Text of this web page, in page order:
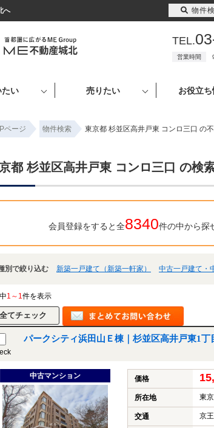
へ
TEL.
営業時間
たい 売りたい お役立ち
ページ 物件検索 東京都 杉並区高井戸東 コンロ三口 の
都 杉並区高井戸東 コンロ三口 の検
会員登録をすると全8340件の中から探
別で絞り込む 新築一戸建て（新築一軒家） 中古一戸建て・
1～1 件を表示
パークシティ浜田山Ｅ棟｜杉並区高井戸東1丁
中古マンション 価格
所在地 東
交通 京
物件